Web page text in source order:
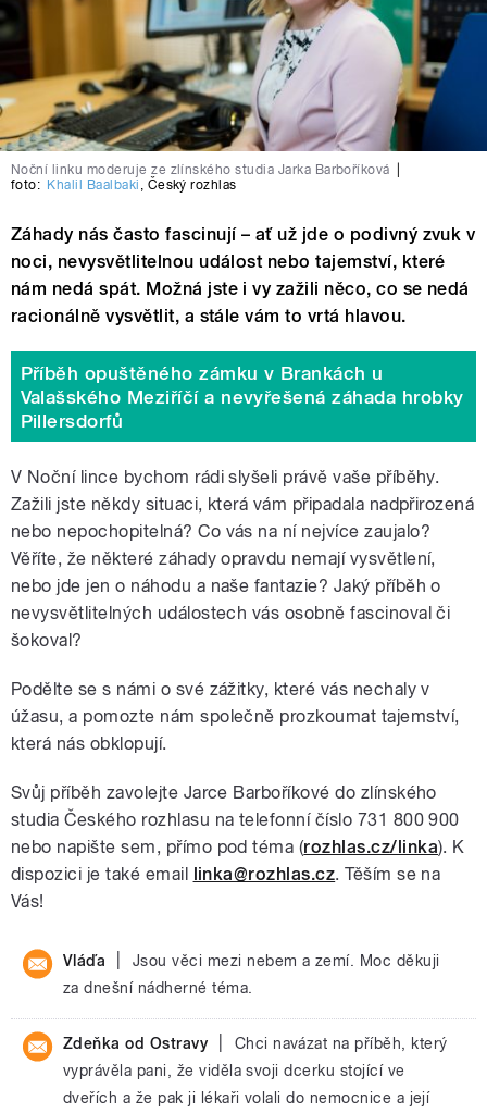
Noční linku moderuje ze zlínského studia Jarka Barboříková
foto: Khalil Baalbaki , Český rozhlas
Záhady nás často fascinují – ať už jde o podivný zvuk v
noci, nevysvětlitelnou událost nebo tajemství, které
nám nedá spát. Možná jste i vy zažili něco, co se nedá
racionálně vysvětlit, a stále vám to vrtá hlavou.
Příběh opuštěného zámku v Brankách u
Valašského Meziříčí a nevyřešená záhada hrobky
Pillersdorfů
V Noční lince bychom rádi slyšeli právě vaše příběhy.
Zažili jste někdy situaci, která vám připadala nadpřirozená
nebo nepochopitelná? Co vás na ní nejvíce zaujalo?
Věříte, že některé záhady opravdu nemají vysvětlení,
nebo jde jen o náhodu a naše fantazie? Jaký příběh o
nevysvětlitelných událostech vás osobně fascinoval či
šokoval?
Podělte se s námi o své zážitky, které vás nechaly v
úžasu, a pomozte nám společně prozkoumat tajemství,
která nás obklopují.
Svůj příběh zavolejte Jarce Barboříkové do zlínského
studia Českého rozhlasu na telefonní číslo 731 800 900
nebo napište sem, přímo pod téma (rozhlas.cz/linka). K
dispozici je také email linka@rozhlas.cz. Těším se na
Vás!
Vláďa
Jsou věci mezi nebem a zemí. Moc děkuji
za dnešní nádherné téma.
Zdeňka od Ostravy
Chci navázat na příběh, který
vyprávěla pani, že viděla svoji dcerku stojící ve
dveřích a že pak ji lékaři volali do nemocnice a její